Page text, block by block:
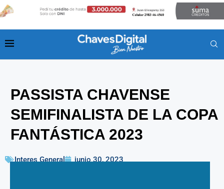
PASSISTA CHAVENSE
SEMIFINALISTA DE LA COPA
FANTÁSTICA 2023
Interes General junio 30, 2023